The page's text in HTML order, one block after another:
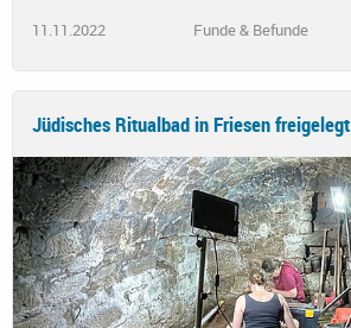
11.11.2022 Funde & Befunde
Jüdisches Ritualbad in Friesen freigelegt